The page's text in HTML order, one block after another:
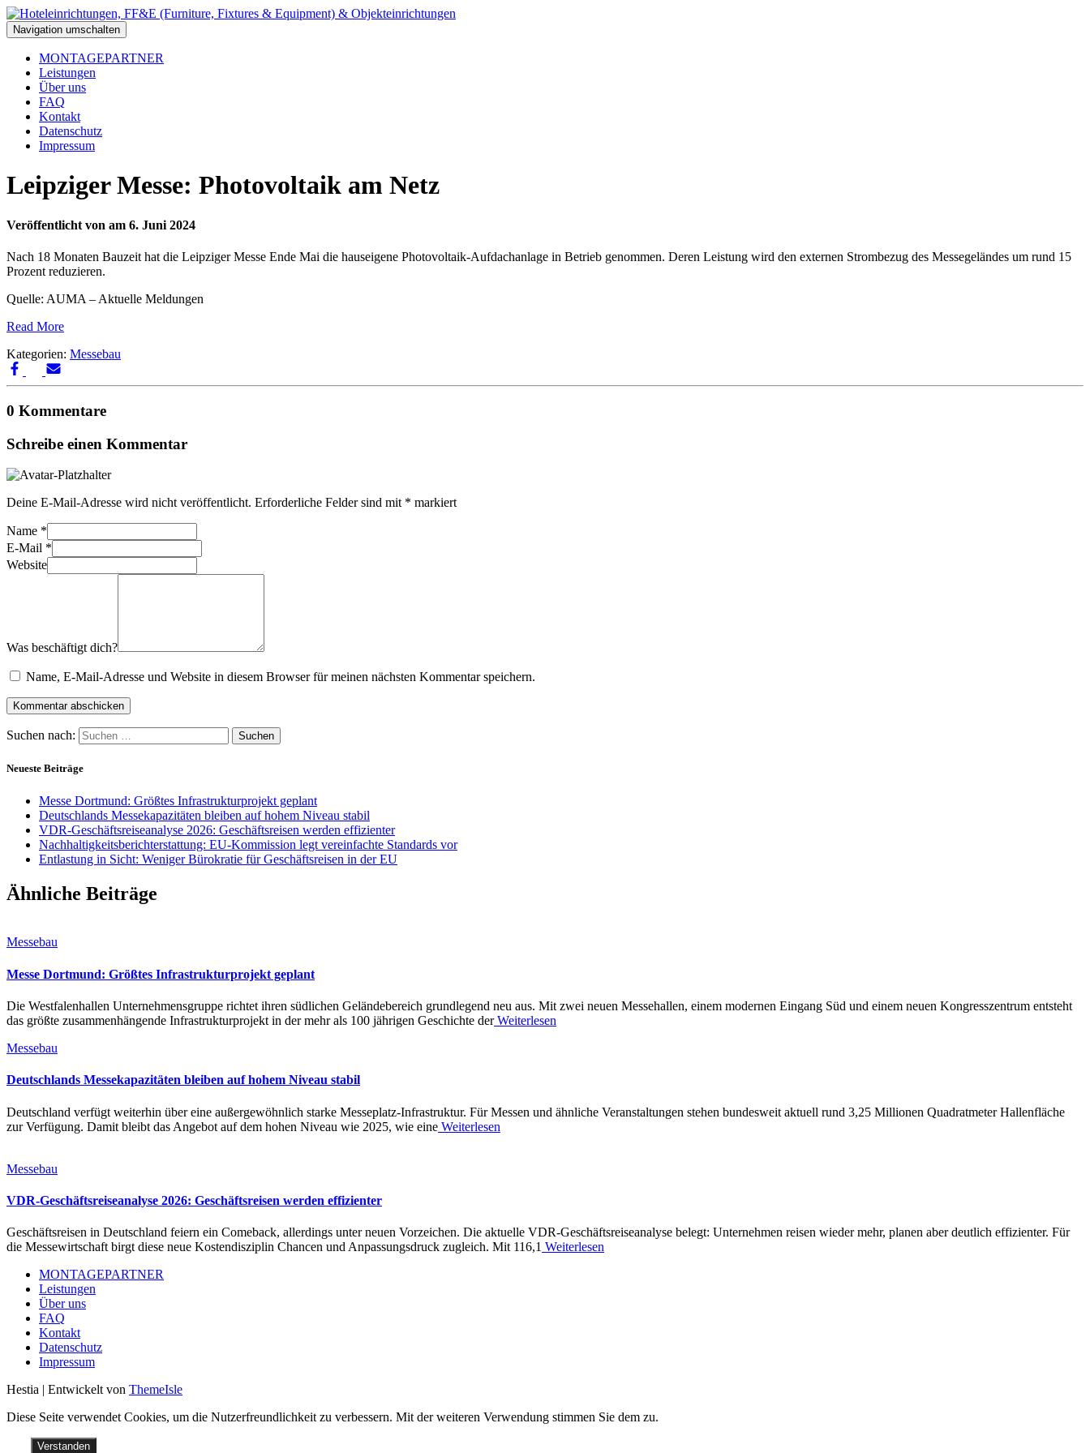
Navigation umschalten
MONTAGEPARTNER
Leistungen
Über uns
FAQ
Kontakt
Datenschutz
Impressum
Leipziger Messe: Photovoltaik am Netz
Veröffentlicht von am 6. Juni 2024
Nach 18 Monaten Bauzeit hat die Leipziger Messe Ende Mai die hauseigene Photovoltaik-Aufdachanlage in Betrieb genommen. Deren Leistung wird den externen Strombezug des Messegeländes um rund 15
Prozent reduzieren.
Quelle: AUMA – Aktuelle Meldungen
Read More
Kategorien: Messebau
0 Kommentare
Schreibe einen Kommentar
Deine E-Mail-Adresse wird nicht veröffentlicht. Erforderliche Felder sind mit * markiert
Name *
E-Mail *
Website
Was beschäftigt dich?
Name, E-Mail-Adresse und Website in diesem Browser für meinen nächsten Kommentar speichern.
Suchen nach:
Neueste Beiträge
Messe Dortmund: Größtes Infrastrukturprojekt geplant
Deutschlands Messekapazitäten bleiben auf hohem Niveau stabil
VDR-Geschäftsreiseanalyse 2026: Geschäftsreisen werden effizienter
Nachhaltigkeitsberichterstattung: EU-Kommission legt vereinfachte Standards vor
Entlastung in Sicht: Weniger Bürokratie für Geschäftsreisen in der EU
Ähnliche Beiträge
Messebau
Messe Dortmund: Größtes Infrastrukturprojekt geplant
Die Westfalenhallen Unternehmensgruppe richtet ihren südlichen Geländebereich grundlegend neu aus. Mit zwei neuen Messehallen, einem modernen Eingang Süd und einem neuen Kongresszentrum entsteht
das größte zusammenhängende Infrastrukturprojekt in der mehr als 100 jährigen Geschichte derWeiterlesen
Messebau
Deutschlands Messekapazitäten bleiben auf hohem Niveau stabil
Deutschland verfügt weiterhin über eine außergewöhnlich starke Messeplatz-Infrastruktur. Für Messen und ähnliche Veranstaltungen stehen bundesweit aktuell rund 3,25 Millionen Quadratmeter Hallenfläche
zur Verfügung. Damit bleibt das Angebot auf dem hohen Niveau wie 2025, wie eine Weiterlesen
Messebau
VDR-Geschäftsreiseanalyse 2026: Geschäftsreisen werden effizienter
Geschäftsreisen in Deutschland feiern ein Comeback, allerdings unter neuen Vorzeichen. Die aktuelle VDR-Geschäftsreiseanalyse belegt: Unternehmen reisen wieder mehr, planen aber deutlich effizienter. Für
die Messewirtschaft birgt diese neue Kostendisziplin Chancen und Anpassungsdruck zugleich. Mit 116,1 Weiterlesen
MONTAGEPARTNER
Leistungen
Über uns
FAQ
Kontakt
Datenschutz
Impressum
Hestia | Entwickelt von ThemeIsle
Diese Seite verwendet Cookies, um die Nutzerfreundlichkeit zu verbessern. Mit der weiteren Verwendung stimmen Sie dem zu.
Verstanden